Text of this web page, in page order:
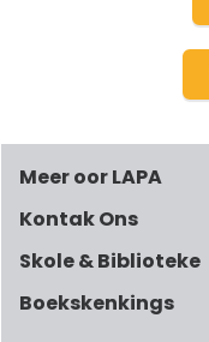
Meer oor LAPA
Kontak Ons
Skole & Biblioteke
Boekskenkings